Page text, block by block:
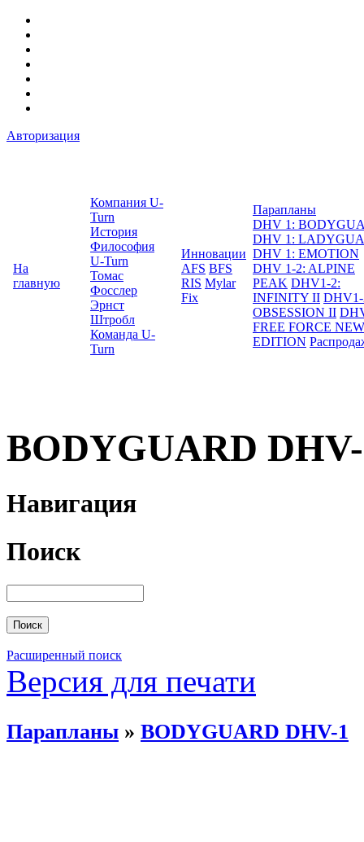
Авторизация
На
главную
Компания U-
Turn
История
Философия
U-Turn
Томас
Фосслер
Эрнст
Штробл
Команда U-
Turn
Инновации
AFS BFS
RIS Mylar
Fix
Парапланы
DHV 1:
DHV 1:
DHV 1: EMOTION
DHV 1-2: ALPINE
PEAK DHV1-2:
INFINITY II
OBSESSION II
FREE FORCE NEW
EDITION
BODYGUARD
Навигация
Поиск
Расширенный поиск
Версия для печати
Парапланы » BODYGUARD DHV-1